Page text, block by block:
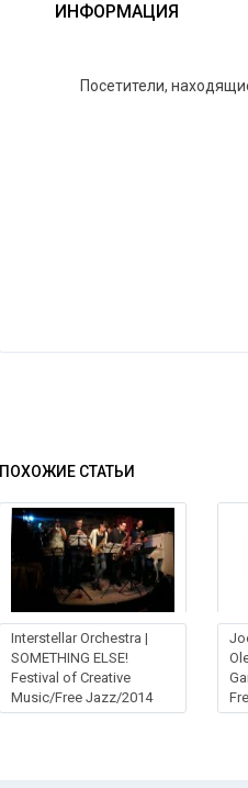
ИНФОРМАЦИЯ
Посетители,
ПОХОЖИЕ СТАТЬИ
Interstellar Orchestra |
SOMETHING ELSE!
Festival of Creative
Music/Free Jazz/2014